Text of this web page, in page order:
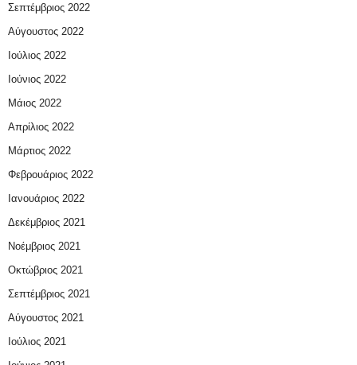
Σεπτέμβριος 2022
Αύγουστος 2022
Ιούλιος 2022
Ιούνιος 2022
Μάιος 2022
Απρίλιος 2022
Μάρτιος 2022
Φεβρουάριος 2022
Ιανουάριος 2022
Δεκέμβριος 2021
Νοέμβριος 2021
Οκτώβριος 2021
Σεπτέμβριος 2021
Αύγουστος 2021
Ιούλιος 2021